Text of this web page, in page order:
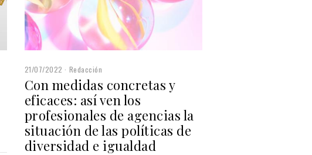
21/07/2022 Redacción
Con medidas concretas y
eficaces: así ven los
profesionales de agencias la
situación de las políticas de
diversidad e igualdad